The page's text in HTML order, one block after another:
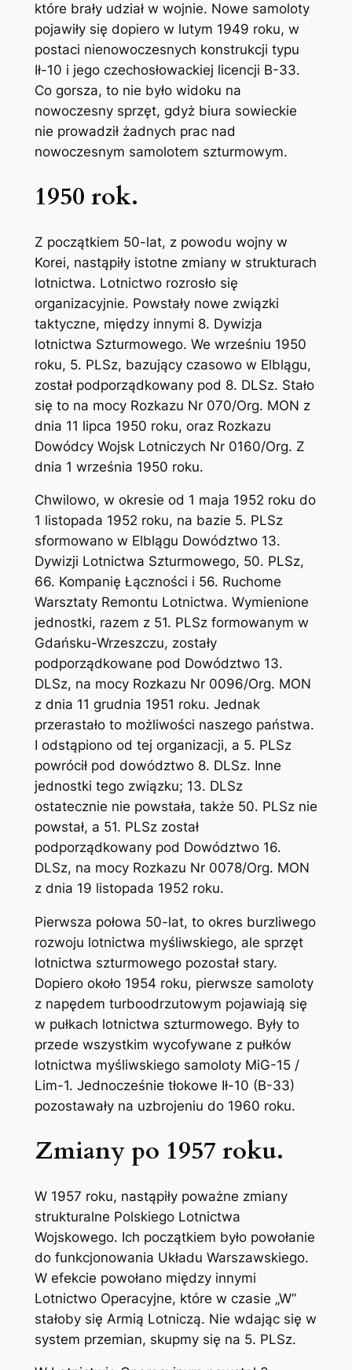
które brały udział w wojnie. Nowe samoloty
pojawiły się dopiero w lutym 1949 roku, w
postaci nienowoczesnych konstrukcji typu
Ił-10 i jego czechosłowackiej licencji B-33.
Co gorsza, to nie było widoku na
nowoczesny sprzęt, gdyż biura sowieckie
nie prowadził żadnych prac nad
nowoczesnym samolotem szturmowym.
1950 rok.
Z początkiem 50-lat, z powodu wojny w
Korei, nastąpiły istotne zmiany w strukturach
lotnictwa. Lotnictwo rozrosło się
organizacyjnie. Powstały nowe związki
taktyczne, między innymi 8. Dywizja
lotnictwa Szturmowego. We wrześniu 1950
roku, 5. PLSz, bazujący czasowo w Elblągu,
został podporządkowany pod 8. DLSz. Stało
się to na mocy Rozkazu Nr 070/Org. MON z
dnia 11 lipca 1950 roku, oraz Rozkazu
Dowódcy Wojsk Lotniczych Nr 0160/Org. Z
dnia 1 września 1950 roku.
Chwilowo, w okresie od 1 maja 1952 roku do
1 listopada 1952 roku, na bazie 5. PLSz
sformowano w Elblągu Dowództwo 13.
Dywizji Lotnictwa Szturmowego, 50. PLSz,
66. Kompanię Łączności i 56. Ruchome
Warsztaty Remontu Lotnictwa. Wymienione
jednostki, razem z 51. PLSz formowanym w
Gdańsku-Wrzeszczu, zostały
podporządkowane pod Dowództwo 13.
DLSz, na mocy Rozkazu Nr 0096/Org. MON
z dnia 11 grudnia 1951 roku. Jednak
przerastało to możliwości naszego państwa.
I odstąpiono od tej organizacji, a 5. PLSz
powrócił pod dowództwo 8. DLSz. Inne
jednostki tego związku; 13. DLSz
ostatecznie nie powstała, także 50. PLSz nie
powstał, a 51. PLSz został
podporządkowany pod Dowództwo 16.
DLSz, na mocy Rozkazu Nr 0078/Org. MON
z dnia 19 listopada 1952 roku.
Pierwsza połowa 50-lat, to okres burzliwego
rozwoju lotnictwa myśliwskiego, ale sprzęt
lotnictwa szturmowego pozostał stary.
Dopiero około 1954 roku, pierwsze samoloty
z napędem turboodrzutowym pojawiają się
w pułkach lotnictwa szturmowego. Były to
przede wszystkim wycofywane z pułków
lotnictwa myśliwskiego samoloty MiG-15 /
Lim-1. Jednocześnie tłokowe Ił-10 (B-33)
pozostawały na uzbrojeniu do 1960 roku.
Zmiany po 1957 roku.
W 1957 roku, nastąpiły poważne zmiany
strukturalne Polskiego Lotnictwa
Wojskowego. Ich początkiem było powołanie
do funkcjonowania Układu Warszawskiego.
W efekcie powołano między innymi
Lotnictwo Operacyjne, które w czasie „W”
stałoby się Armią Lotniczą. Nie wdając się w
system przemian, skupmy się na 5. PLSz.